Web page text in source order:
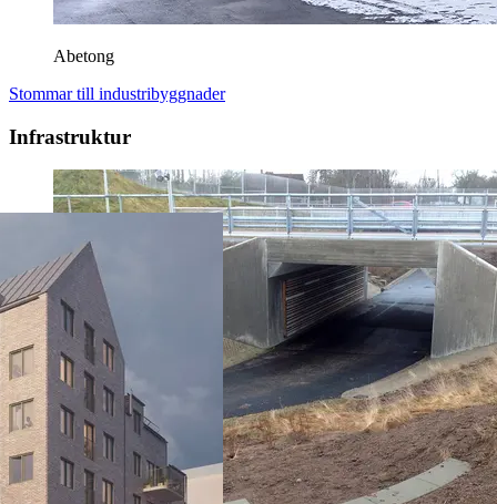
Abetong
Stommar till industribyggnader
Infrastruktur